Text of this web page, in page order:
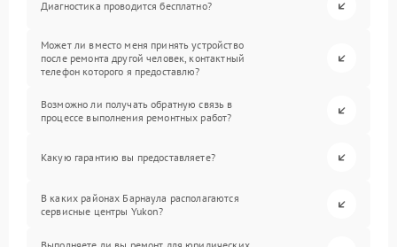
Диагностика проводится бесплатно?
Может ли вместо меня принять устройство
после ремонта другой человек, контактный
телефон которого я предоставлю?
Возможно ли получать обратную связь в
процессе выполнения ремонтных работ?
Какую гарантию вы предоставляете?
В каких районах Барнаула располагаются
сервисные центры Yukon?
Выполняете ли вы ремонт для юридических